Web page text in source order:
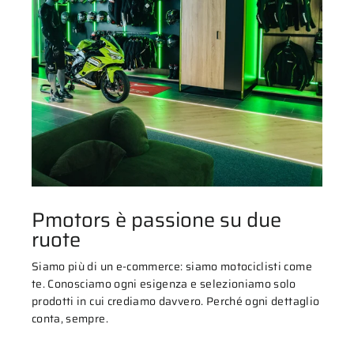
Pmotors è passione su due
ruote
Siamo più di un e-commerce: siamo motociclisti come
te. Conosciamo ogni esigenza e selezioniamo solo
prodotti in cui crediamo davvero. Perché ogni dettaglio
conta, sempre.